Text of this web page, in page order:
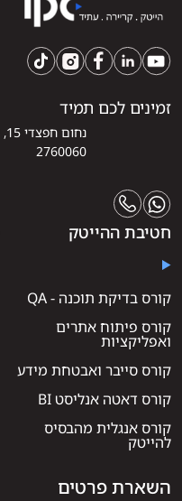
זמינים לכם תמיד
2760060
חטיבת ההייטק
קורס בדיקת תוכנה - QA
קורס פיתוח אתרים
ואפליקציות
קורס סייבר ואבטחת מידע
קורס דאטה אנליסט BI
קורס אנגלית מהבסיס
להייטק
השארת פרטים